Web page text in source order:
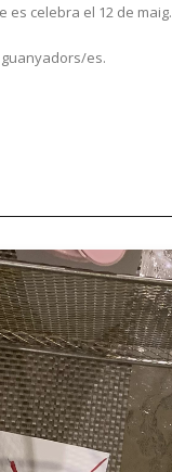
es celebra el 12 de maig.
es.